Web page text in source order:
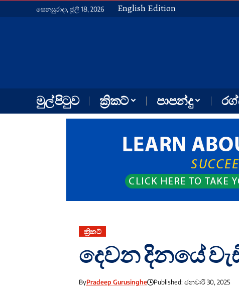
සෙනසුරාදා, ජූලි 18, 2026 English Edition
මුල් පිටුව ක්‍රිකට් පාපන්දු
ක්‍රිකට්
දෙවන දිනයේ
ByPradeep Gurusinghe Published: ජනවාරි 30, 2025